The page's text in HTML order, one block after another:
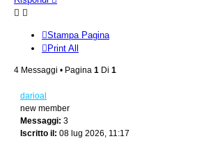
Stampa Pagina
Print All
4 Messaggi • Pagina 1 Di 1
darioal
new member
Messaggi: 3
Iscritto il: 08 lug 2026, 11:17